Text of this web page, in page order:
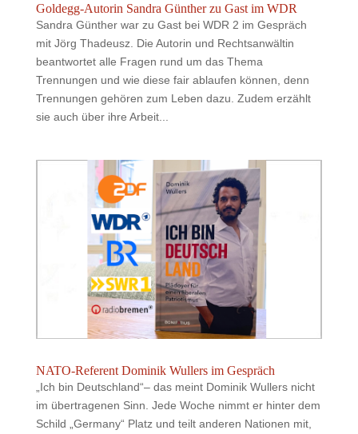
Goldegg-Autorin Sandra Günther zu Gast im WDR
Sandra Günther war zu Gast bei WDR 2 im Gespräch
mit Jörg Thadeusz. Die Autorin und Rechtsanwältin
beantwortet alle Fragen rund um das Thema
Trennungen und wie diese fair ablaufen können, denn
Trennungen gehören zum Leben dazu. Zudem erzählt
sie auch über ihre Arbeit...
NATO-Referent Dominik Wullers im Gespräch
„Ich bin Deutschland“– das meint Dominik Wullers nicht
im übertragenen Sinn. Jede Woche nimmt er hinter dem
Schild „Germany“ Platz und teilt anderen Nationen mit,